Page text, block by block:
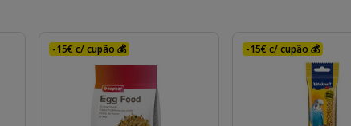
-15€ c/ cupão 💰 -15€ c/ cupão 💰